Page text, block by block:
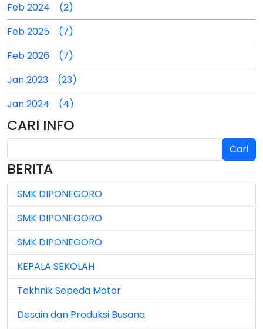
Feb 2024 (2)
Feb 2025 (7)
Feb 2026 (7)
Jan 2023 (23)
Jan 2024 (4)
Jan 2025 (4)
Jul 2025 (3)
Jul 2026 (4)
Jun 2023 (7)
Jun 2024 (3)
Jun 2025 (1)
Jun 2026 (5)
Mar 2023 (8)
CARI INFO
Cari
BERITA
SMK DIPONEGORO
SMK DIPONEGORO
SMK DIPONEGORO
KEPALA SEKOLAH
Tekhnik Sepeda Motor
Desain dan Produksi Busana